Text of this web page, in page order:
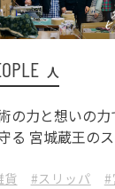
人
の力と想いの力
る 宮城蔵王の
貨 #スリッパ #